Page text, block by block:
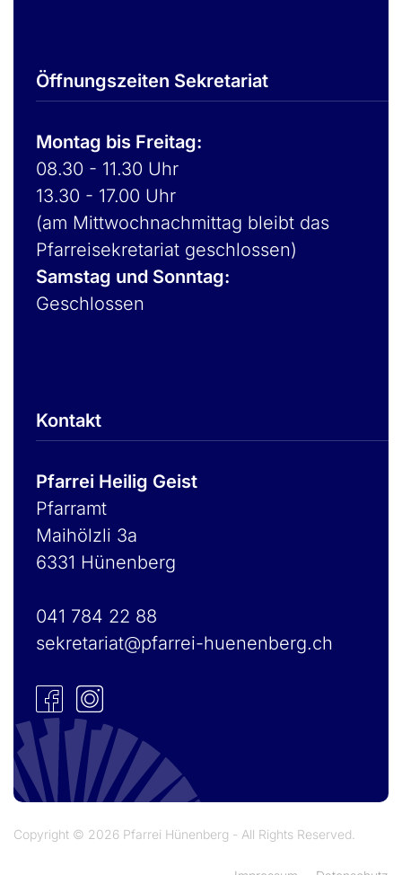
Öffnungszeiten Sekretariat
Montag bis Freitag:
08.30 - 11.30 Uhr
13.30 - 17.00 Uhr
(am Mittwochnachmittag bleibt das
Pfarreisekretariat geschlossen)
Samstag und Sonntag:
Geschlossen
Kontakt
Pfarrei Heilig Geist
Pfarramt
Maihölzli 3a
6331 Hünenberg
041 784 22 88
sekretariat@pfarrei-huenenberg.ch
Copyright © 2026 Pfarrei Hünenberg - All Rights Reserved.